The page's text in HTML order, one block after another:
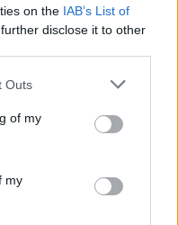
on the IAB’s List of
disclose it to other
Outs
of my
my
Ολυμπιακών και
την περίοδο 2021-
της Allianz σε
όπου μαζί